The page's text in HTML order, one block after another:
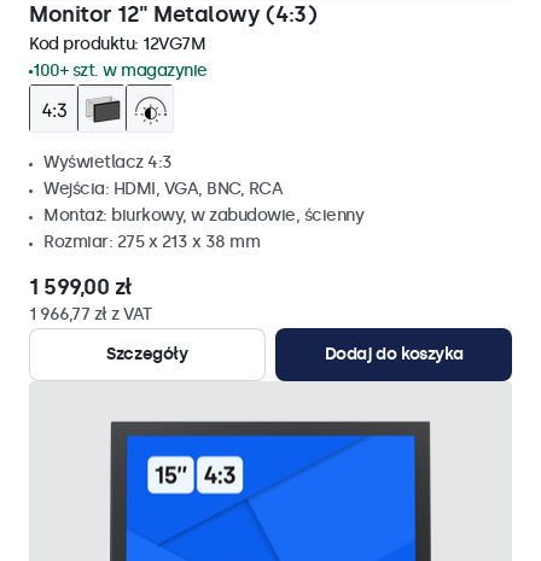
Monitor 12" Metalowy (4:3)
Kod produktu: 12VG7M
100+ szt. w magazynie
Wyświetlacz 4:3
Wejścia: HDMI, VGA, BNC, RCA
Montaż: biurkowy, w zabudowie, ścienny
Rozmiar: 275 x 213 x 38 mm
1 599,00 zł
1 966,77 zł z VAT
Szczegóły
Dodaj do koszyka